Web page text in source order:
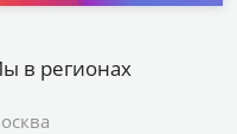
в регионах